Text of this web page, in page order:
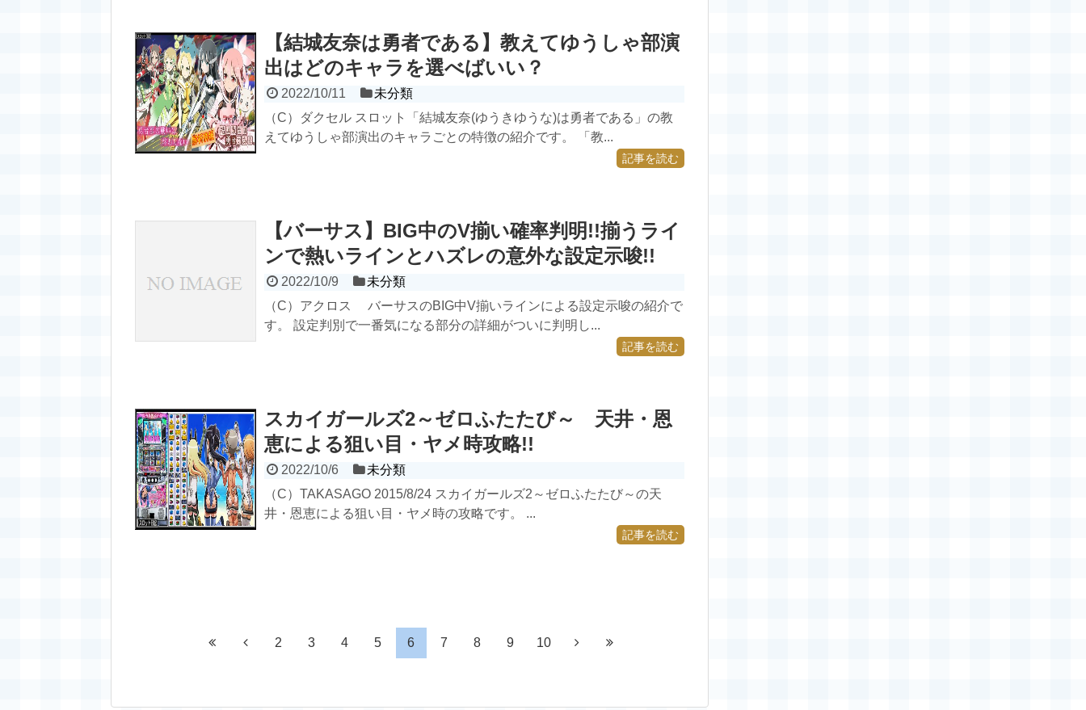
【結城友奈は勇者である】教えてゆうしゃ部演
出はどのキャラを選べばいい？
2022/10/11
未分類
（C）ダクセル スロット「結城友奈(ゆうきゆうな)は勇者である」の教
えてゆうしゃ部演出のキャラごとの特徴の紹介です。 「教...
記事を読む
【バーサス】BIG中のV揃い確率判明!!揃うライ
ンで熱いラインとハズレの意外な設定示唆!!
2022/10/9
未分類
（C）アクロス バーサスのBIG中V揃いラインによる設定示唆の紹介で
す。 設定判別で一番気になる部分の詳細がついに判明し...
記事を読む
スカイガールズ2～ゼロふたたび～ 天井・恩
恵による狙い目・ヤメ時攻略!!
2022/10/6
未分類
（C）TAKASAGO 2015/8/24 スカイガールズ2～ゼロふたたび～の天
井・恩恵による狙い目・ヤメ時の攻略です。 ...
記事を読む
2 3 4 5 6 7 8 9 10